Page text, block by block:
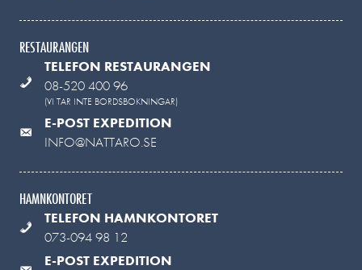
RESTAURANGEN
TELEFON RESTAURANGEN
08-520 400 96
(VI TAR INTE BORDSBOKNINGAR)
E-POST EXPEDITION
INFO@NATTARO.SE
HAMNKONTORET
TELEFON HAMNKONTORET
073-094 98 12
E-POST EXPEDITION